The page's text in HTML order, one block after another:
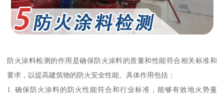
防火涂料检测的作用是确保防火涂料的质量和性能符合相关标准和
要求，以提高建筑物的防火安全性能。具体作用包括：
1. 确保防火涂料的防火性能符合和行业标准，能够有效地火势蔓